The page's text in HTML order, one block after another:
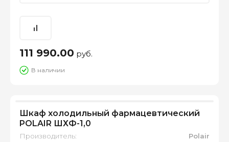
111 990.00 руб.
В наличии
Шкаф холодильный фармацевтический
POLAIR ШХФ-1,0
Производитель:
Polair